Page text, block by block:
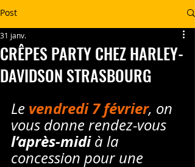
Post
CRÊPES PARTY CHEZ HARLEY-
DAVIDSON STRASBOURG
31 janv.
Le vendredi 7 février, on
vous donne rendez-vous
l’après-midi à la
concession pour une